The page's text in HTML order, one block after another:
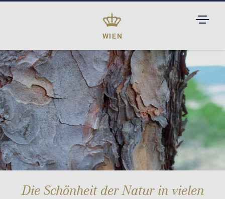
WIEN
Die Schönheit der Natur in vielen